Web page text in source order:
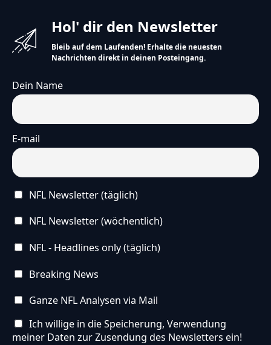
Hol' dir den Newsletter
Bleib auf dem Laufenden! Erhalte die neuesten
Nachrichten direkt in deinen Posteingang.
Dein Name
E-mail
NFL Newsletter (täglich)
NFL Newsletter (wöchentlich)
NFL - Headlines only (täglich)
Breaking News
Ganze NFL Analysen via Mail
Ich willige in die Speicherung, Verwendung
meiner Daten zur Zusendung des Newsletters ein!